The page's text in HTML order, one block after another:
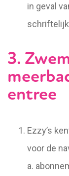
in geval
schriftelijk
3.
entree
Ezzy’s
voor de
a.